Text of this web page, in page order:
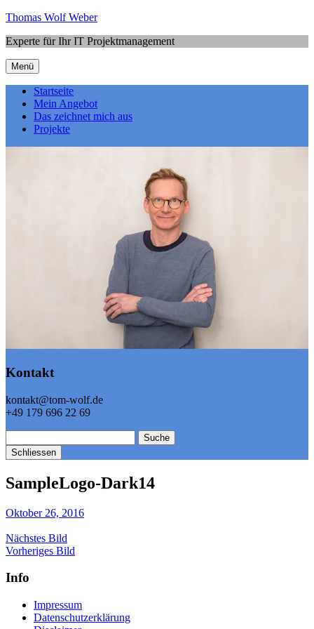
Thomas Wolf Weber
Experte für Ihr IT Projektmanagement
Menü
Startseite
Mein Angebot
Das zeichnet mich aus
Projekte
Kontakt
kontakt@tom-wolf.de
+49 179 696 22 69
Schliessen
SampleLogo-Dark14
Oktober 26, 2016
Nächstes Bild
Vorheriges Bild
Info
Impressum
Datenschutzerklärung